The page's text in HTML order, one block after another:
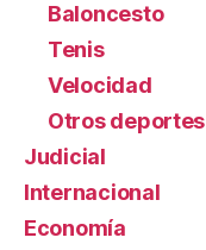
Baloncesto
Tenis
Velocidad
Otros deportes
Judicial
Internacional
Economía